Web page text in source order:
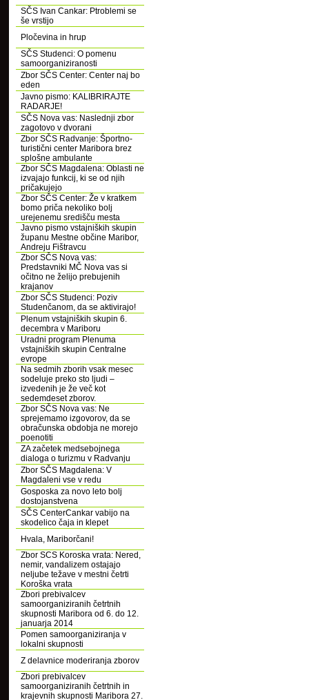
SČS Ivan Cankar: Ptroblemi se
še vrstijo
Pločevina in hrup
SČS Studenci: O pomenu
samoorganiziranosti
Zbor SČS Center: Center naj bo
eden
Javno pismo: KALIBRIRAJTE
RADARJE!
SČS Nova vas: Naslednji zbor
zagotovo v dvorani
Zbor SČS Radvanje: Športno-
turistični center Maribora brez
splošne ambulante
Zbor SČS Magdalena: Oblasti ne
izvajajo funkcij, ki se od njih
pričakujejo
Zbor SČS Center: Že v kratkem
bomo priča nekoliko bolj
urejenemu središču mesta
Javno pismo vstajniških skupin
županu Mestne občine Maribor,
Andreju Fištravcu
Zbor SČS Nova vas:
Predstavniki MČ Nova vas si
očitno ne želijo prebujenih
krajanov
Zbor SČS Studenci: Poziv
Studenčanom, da se aktivirajo!
Plenum vstajniških skupin 6.
decembra v Mariboru
Uradni program Plenuma
vstajniških skupin Centralne
evrope
Na sedmih zborih vsak mesec
sodeluje preko sto ljudi –
izvedenih je že več kot
sedemdeset zborov.
Zbor SČS Nova vas: Ne
sprejemamo izgovorov, da se
obračunska obdobja ne morejo
poenotiti
ZA začetek medsebojnega
dialoga o turizmu v Radvanju
Zbor SČS Magdalena: V
Magdaleni vse v redu
Gosposka za novo leto bolj
dostojanstvena
SČS CenterCankar vabijo na
skodelico čaja in klepet
Hvala, Mariborčani!
Zbor SCS Koroska vrata: Nered,
nemir, vandalizem ostajajo
neljube težave v mestni četrti
Koroška vrata
Zbori prebivalcev
samoorganiziranih četrtnih
skupnosti Maribora od 6. do 12.
januarja 2014
Pomen samoorganiziranja v
lokalni skupnosti
Z delavnice moderiranja zborov
Zbori prebivalcev
samoorganiziranih četrtnih in
krajevnih skupnosti Maribora 27.